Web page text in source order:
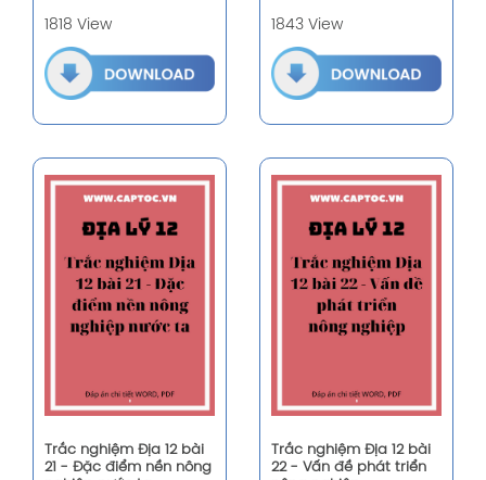
1818 View 1843 View
Trắc nghiệm Địa 12 bài
21 - Đặc điểm nền nông
Trắc nghiệm Địa 12 bài
22 - Vấn đề phát triển